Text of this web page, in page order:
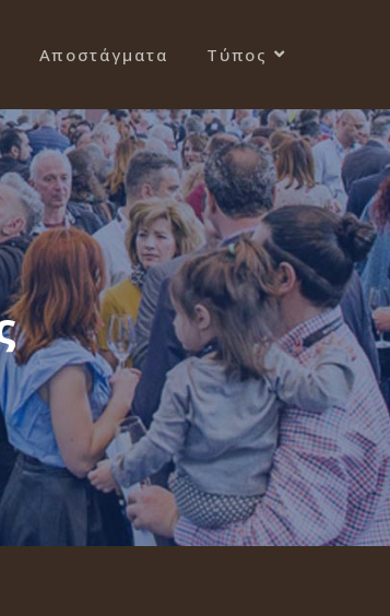
Αποστάγματα Τύπος